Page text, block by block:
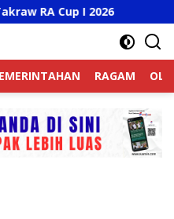
Cup I 2026
RAGAM